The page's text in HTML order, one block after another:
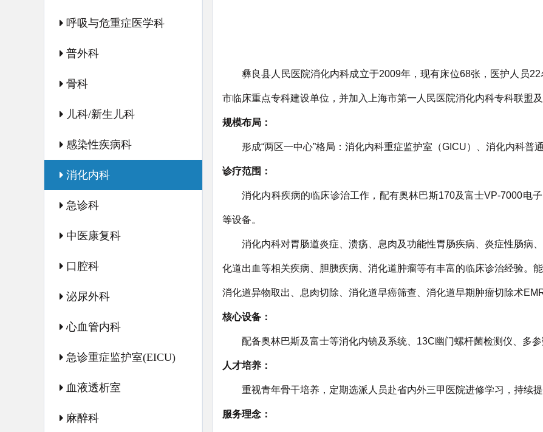
呼吸与危重症医学科
普外科
骨科
儿科/新生儿科
感染性疾病科
消化内科
急诊科
中医康复科
口腔科
泌尿外科
心血管内科
急诊重症监护室(EICU)
血液透析室
麻醉科
彝良县人民医院消化内科成立于2009年，现有床位68张，医护人员22
市临床重点专科建设单位，并加入上海市第一人民医院消化内科专科联盟
规模布局：
形成“两区一中心”格局：消化内科重症监护室（GICU）、消化内科普
诊疗范围：
消化内科疾病的临床诊治工作，配有奥林巴斯170及富士VP-7000电
等设备。
消化内科对胃肠道炎症、溃疡、息肉及功能性胃肠疾病、炎症性肠病
化道出血等相关疾病、胆胰疾病、消化道肿瘤等有丰富的临床诊治经验。
消化道异物取出、息肉切除、消化道早癌筛查、消化道早期肿瘤切除术
核心设备：
配备奥林巴斯及富士等消化内镜及系统、13C幽门螺杆菌检测仪、多参
人才培养：
重视青年骨干培养，定期选派人员赴省内外三甲医院进修学习，持续提
服务理念：